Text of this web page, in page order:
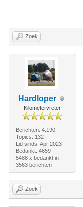
Zoek
Hardloper
Kilometervreter
Berichten: 4.190
Topics: 132
Lid sinds: Apr 2023
Bedankt: 4659
5488 x bedankt in
3563 berichten
Zoek